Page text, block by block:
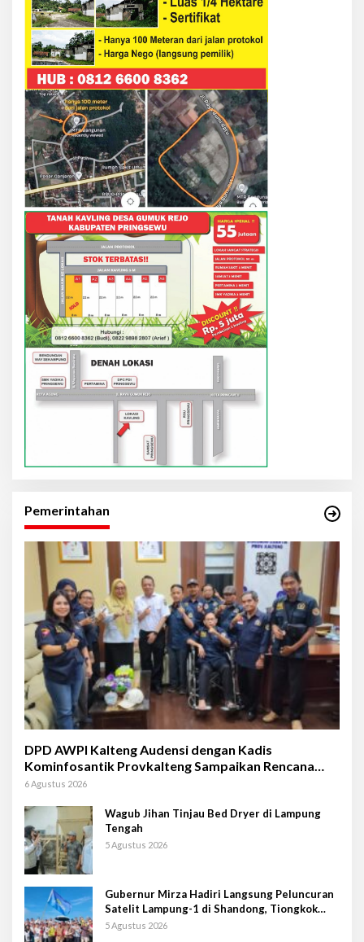
Pemerintahan
DPD AWPI Kalteng Audensi dengan Kadis
Kominfosantik Provkalteng Sampaikan Rencana
Kongnas II AWPI se-Indonesia
6 Agustus 2026
Wagub Jihan Tinjau Bed Dryer di Lampung
Tengah
5 Agustus 2026
Gubernur Mirza Hadiri Langsung Peluncuran
Satelit Lampung-1 di Shandong, Tiongkok
Timur
5 Agustus 2026